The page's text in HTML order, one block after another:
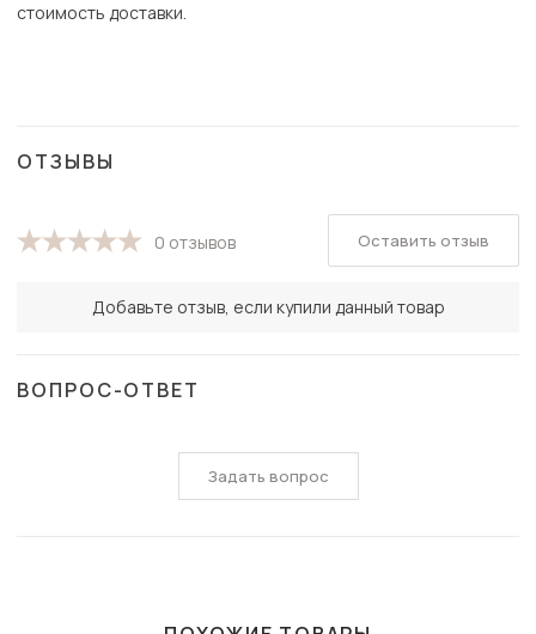
стоимость доставки.
ОТЗЫВЫ
0 отзывов
Добавьте отзыв, если купили данный товар
Оставить отзыв
ВОПРОС-ОТВЕТ
Задать вопрос